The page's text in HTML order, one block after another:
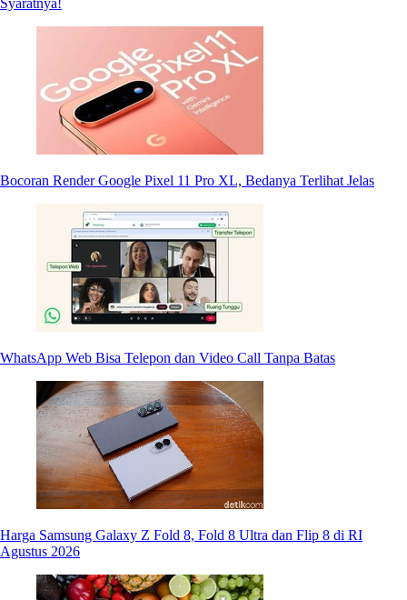
Bocoran Render Google Pixel 11 Pro XL, Bedanya Terlihat Jelas
WhatsApp Web Bisa Telepon dan Video Call Tanpa Batas
Harga Samsung Galaxy Z Fold 8, Fold 8 Ultra dan Flip 8 di RI
Agustus 2026